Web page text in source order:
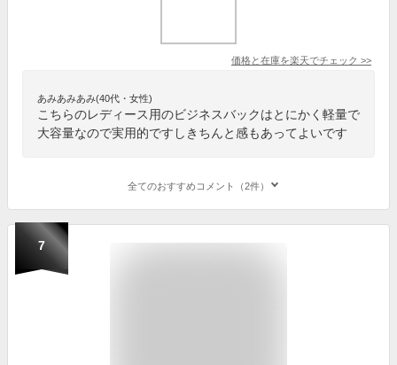
価格と在庫を楽天でチェック >>
あみあみあみ(40代・女性)
こちらのレディース用のビジネスバックはとにかく軽量で
大容量なので実用的ですしきちんと感もあってよいです
全てのおすすめコメント（2件）
7